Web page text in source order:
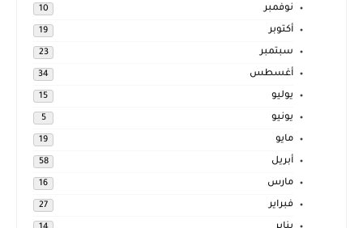
نوفمبر 10
أكتوبر 19
سبتمبر 23
أغسطس 34
يوليو 15
يونيو 5
مايو 19
أبريل 58
مارس 16
فبراير 27